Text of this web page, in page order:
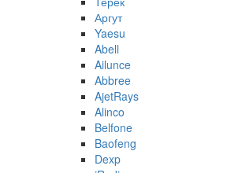
Аргут
Yaesu
Abell
Ailunce
Abbree
AjetRays
Alinco
Belfone
Baofeng
Dexp